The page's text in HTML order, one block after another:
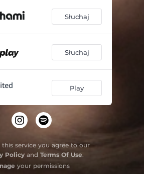
Słuchaj
Słuchaj
Play
this service you agree to our
Policyand Terms Of Use.
your permissions